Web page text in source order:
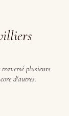
plusieurs
d'autres.